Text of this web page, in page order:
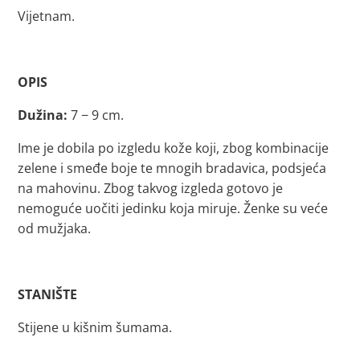
Vijetnam.
OPIS
Dužina: 7 − 9 cm.
Ime je dobila po izgledu kože koji, zbog kombinacije
zelene i smeđe boje te mnogih bradavica, podsjeća
na mahovinu. Zbog takvog izgleda gotovo je
nemoguće uočiti jedinku koja miruje. Ženke su veće
od mužjaka.
STANIŠTE
Stijene u kišnim šumama.